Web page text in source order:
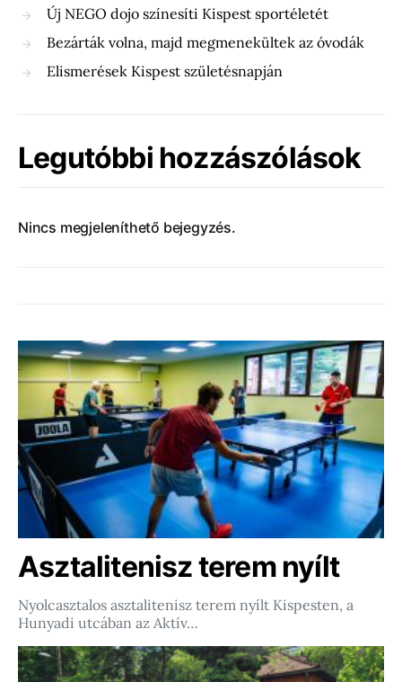
Új NEGO dojo színesíti Kispest sportéletét
Bezárták volna, majd megmenekültek az óvodák
Elismerések Kispest születésnapján
Legutóbbi hozzászólások
Nincs megjeleníthető bejegyzés.
Asztalitenisz terem nyílt
Nyolcasztalos asztalitenisz terem nyílt Kispesten, a
Hunyadi utcában az Aktív…